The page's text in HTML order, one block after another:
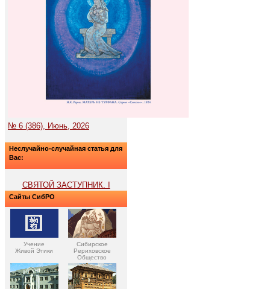
№ 6 (386), Июнь, 2026
Неслучайно-случайная статья для
Вас:
СВЯТОЙ ЗАСТУПНИК. I
Сайты СибРО
Учение
Живой Этики
Сибирское
Рериховское
Общество